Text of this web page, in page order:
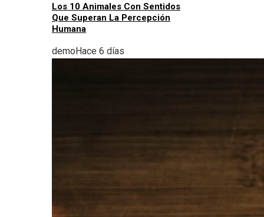
Los 10 Animales Con Sentidos
Que Superan La Percepción
Humana
demoHace 6 días